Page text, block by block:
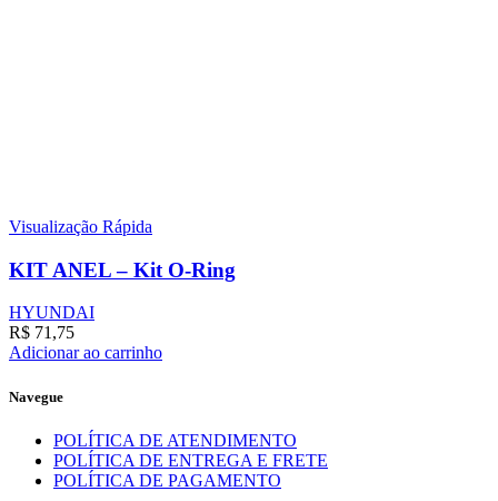
Visualização Rápida
KIT ANEL – Kit O-Ring
HYUNDAI
R$ 71,75
Adicionar ao carrinho
Navegue
POLÍTICA DE ATENDIMENTO
POLÍTICA DE ENTREGA E FRETE
POLÍTICA DE PAGAMENTO